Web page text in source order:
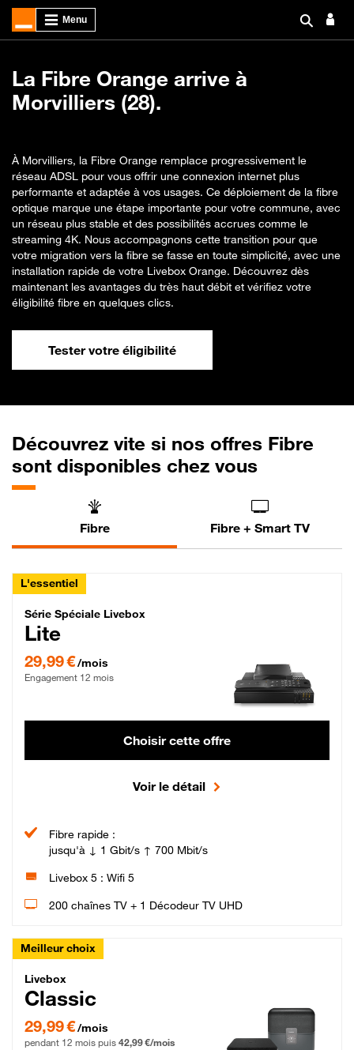
La Fibre Orange arrive à
Morvilliers (28).
À Morvilliers, la Fibre Orange remplace progressivement le
réseau ADSL pour vous offrir une connexion internet plus
performante et adaptée à vos usages. Ce déploiement de la fibre
optique marque une étape importante pour votre commune, avec
un réseau plus stable et des possibilités accrues comme le
streaming 4K. Nous accompagnons cette transition pour que
votre migration vers la fibre se fasse en toute simplicité, avec une
installation rapide de votre Livebox Orange. Découvrez dès
maintenant les avantages du très haut débit et vérifiez votre
éligibilité fibre en quelques clics.
Tester votre éligibilité
Découvrez vite si nos offres Fibre
sont disponibles chez vous
Fibre Fibre + Smart TV
L'essentiel
Série Spéciale Livebox Lite Fibre
Série Spéciale Livebox
Lite
29,99 €/mois
Engagement 12 mois
Choisir cette offre
Voir le détail
Fibre rapide :
jusqu'à ↓ 1 Gbit/s ↑ 700 Mbit/s
Livebox 5 : Wifi 5
200 chaînes TV + 1 Décodeur TV UHD
Meilleur choix
Livebox Classic Fibre
Livebox
Classic
29,99 € par mois pendant 12 mois puis 42,99 € par mois, Engagement 12 mois
29,99 €/mois
pendant 12 mois puis 42,99 €/mois